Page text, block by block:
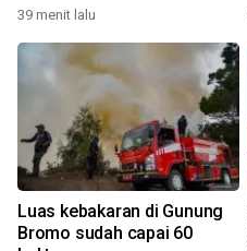
39 menit lalu
Luas kebakaran di Gunung
Bromo sudah capai 60